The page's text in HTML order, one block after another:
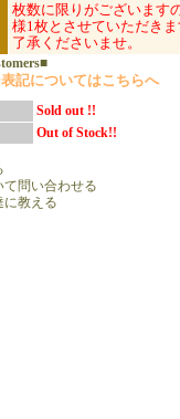
枚数に限りがございます
様1枚とさせていただき
了承くださいませ。
記についてはこちらへ
Sold out !!
Out of Stock!!
て問い合わせる
に教える